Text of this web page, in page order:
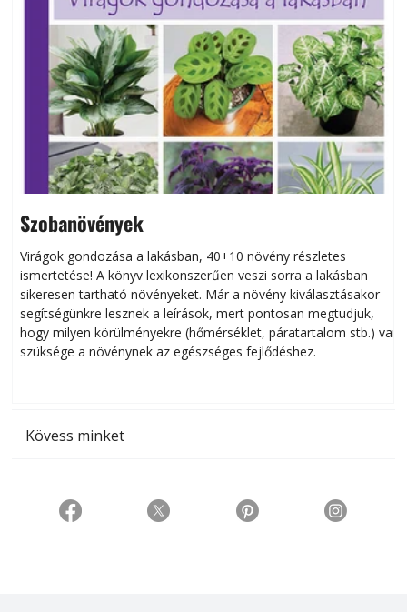
Szobanövények
Virágok gondozása a lakásban, 40+10 növény részletes
ismertetése! A könyv lexikonszerűen veszi sorra a lakásban
sikeresen tart­ha­tó növényeket. Már a növény kiválasztásakor
segítségünkre lesznek a leírások, mert pontosan megtudjuk,
hogy milyen körülményekre (hőmérséklet, páratartalom stb.) van
szüksége a növénynek az egészséges fejlődéshez.
Kövess minket